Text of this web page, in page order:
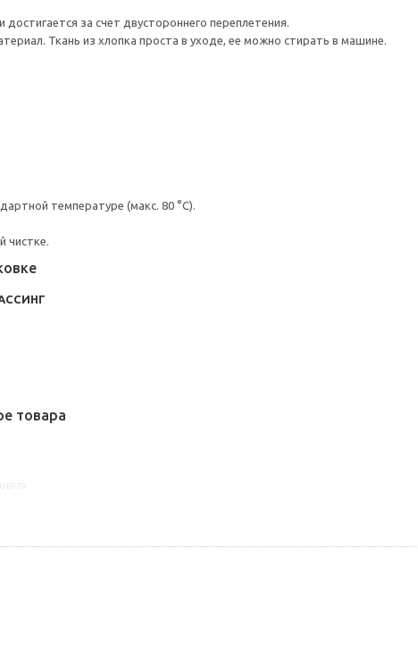
достигается за счет двустороннего переплетения.
Ткань из хлопка проста в уходе, ее можно стирать в машине.
температуре (макс. 80 °C).
чистке.
товара